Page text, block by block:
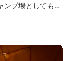
プ場としても人
バンガローや5
一望できる。ま